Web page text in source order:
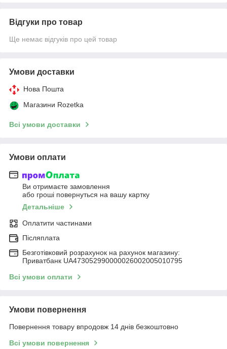
Відгуки про товар
Ще немає відгуків про цей товар
Умови доставки
Нова Пошта
Магазини Rozetka
Всі умови доставки
Умови оплати
Ви отримаєте замовлення
або гроші повернуться на вашу картку
Детальніше
Оплатити частинами
Післяплата
Безготівковий розрахунок на рахунок магазину:
Приватбанк UA473052990000026002005010795
Всі умови оплати
Умови повернення
Повернення товару впродовж 14 днів безкоштовно
Всі умови повернення